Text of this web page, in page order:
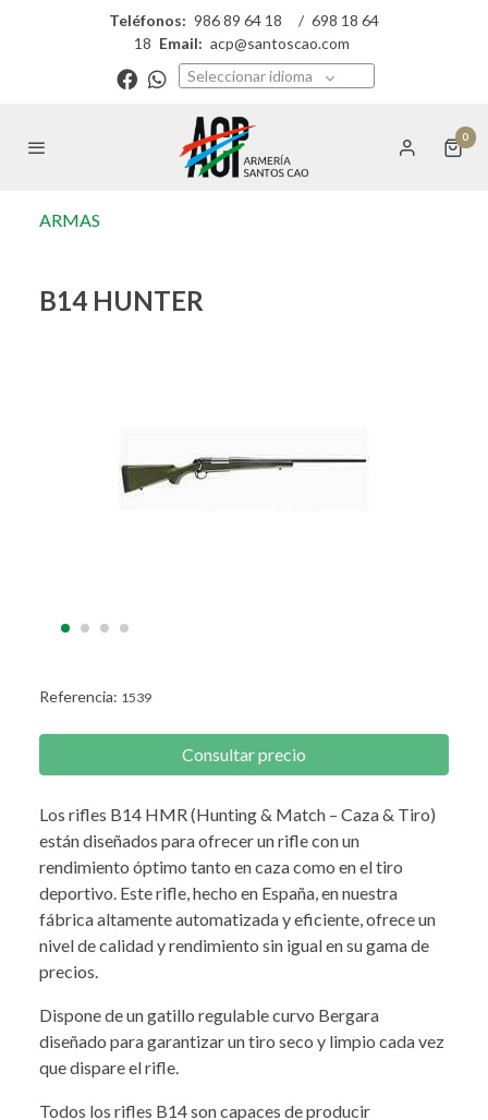
Teléfonos: 986 89 64 18 / 698 18 64
18 Email: acp@santoscao.com
Seleccionar idioma
0
ARMAS
B14 HUNTER
Referencia: 1539
Consultar precio
Los rifles B14 HMR (Hunting & Match – Caza & Tiro)
están diseñados para ofrecer un rifle con un
rendimiento óptimo tanto en caza como en el tiro
deportivo. Este rifle, hecho en España, en nuestra
fábrica altamente automatizada y eficiente, ofrece un
nivel de calidad y rendimiento sin igual en su gama de
precios.
Dispone de un gatillo regulable curvo Bergara
diseñado para garantizar un tiro seco y limpio cada vez
que dispare el rifle.
Todos los rifles B14 son capaces de producir